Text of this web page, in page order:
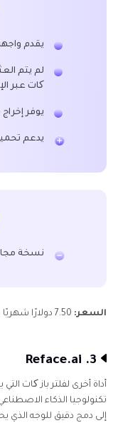
يقدم
لم يتم
کات عبر
يوفر
يدعم
نسخة
السعر:
3. Reface.ai
تكنولوجيا الذكاء
إلى دمج دقيق للوجه الذي